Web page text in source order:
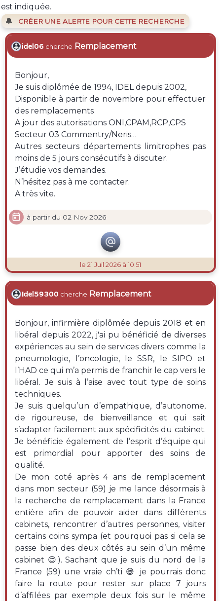
est indiquée.
🔔 CRÉER UNE ALERTE POUR CETTE RECHERCHE
idel06 cherche Remplacement
Bonjour,
Je suis diplômée de 1994, IDEL depuis 2002,
Disponible à partir de novembre pour effectuer
des remplacements
A jour des autorisations ONI,CPAM,RCP,CPS
Secteur 03 Commentry/Neris…
Autres secteurs départements limitrophes pas
moins de 5 jours consécutifs à discuter.
J’étudie vos demandes.
N’hésitez pas à me contacter.
A très vite.
 à partir du 02 Nov 2026

le 21 Juil 2026 à 10:51
Idel59300 cherche Remplacement
Bonjour, infirmière diplômée depuis 2018 et en
libéral depuis 2022, j'ai pu bénéficié de diverses
expériences au sein de services divers comme la
pneumologie, l’oncologie, le SSR, le SIPO et
l’HAD ce qui m’a permis de franchir le cap vers le
libéral. Je suis à l’aise avec tout type de soins
techniques.
Je suis quelqu’un d’empathique, d’autonome,
de rigoureuse, de bienveillance et qui sait
s’adapter facilement aux spécificités du cabinet.
Je bénéficie également de l’esprit d’équipe qui
est primordial pour apporter des soins de
qualité.
De mon coté après 4 ans de remplacement
dans mon secteur (59) je me lance désormais à
la recherche de remplacement dans la France
entière afin de pouvoir aider dans différents
cabinets, rencontrer d’autres personnes, visiter
certains coins sympa (et pourquoi pas si cela se
passe bien des deux côtés au sein d’un même
cabinet 😊). Sachant que je suis du nord de la
France (59) une vraie ch’ti 😅 je pourrais donc
faire la route pour rester sur place 7 jours
d’affilées par exemple deux fois sur le même